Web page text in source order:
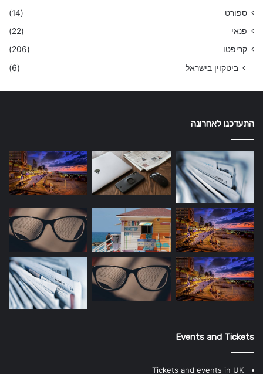
ספורט
(14)
פנאי
(22)
קריפטו
(206)
ביטקוין בישראל (6)
התעדכנו לאחרונה
Events and Tickets
Tickets and events in UK